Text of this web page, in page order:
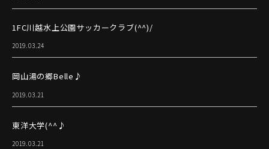
1FC川越水上公園サッカークラブ(^^)/
2019.03.24
岡山湯の郷Belle♪
2019.03.21
東洋大学(^^♪
2019.03.21